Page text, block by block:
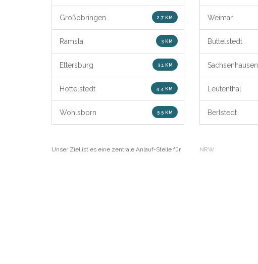
Großobringen 2.7 KM
Ramsla 3 KM
Ettersburg 3.1 KM
Hottelstedt 4.4 KM
Wohlsborn 5.5 KM
Weimar
Buttelstedt
Sachsenhausen
Leutenthal
Berlstedt
Unser Ziel ist es eine zentrale Anlauf-Stelle für
NRW